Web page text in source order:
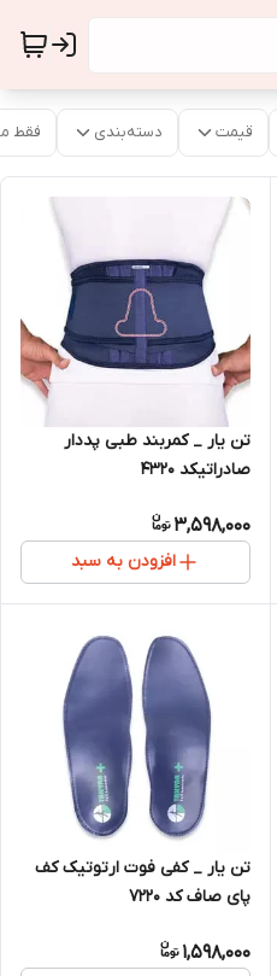
قیمت دسته‌بندی فقط
تن یار _ کمربند طبی پددار
صادراتیکد 4320
3,598,000
افزودن به سبد
تن یار _ کفی فوت ارتوتیک کف
پای صاف کد 7220
1,598,000